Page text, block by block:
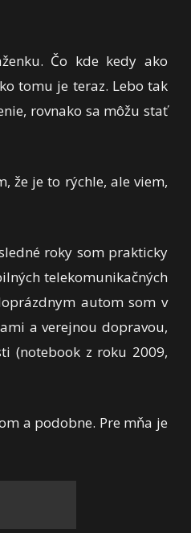
Čo kde kedy ako
tomu je teraz. Lebo tak
rovnako sa môžu stať
že je to rýchle, ale viem,
roky som prakticky
telekomunikačných
autom som v
a verejnou dopravou,
(notebook z roku 2009,
a podobne. Pre mňa je